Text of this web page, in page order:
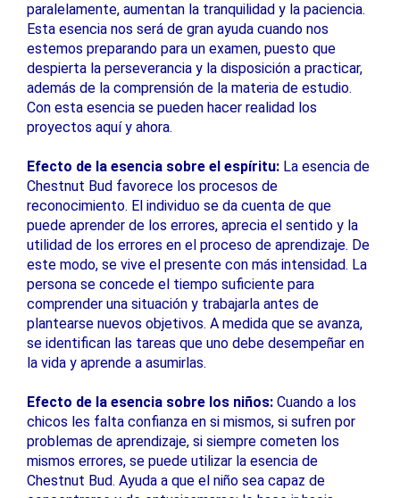
paralelamente, aumentan la tranquilidad y la paciencia.
Esta esencia nos será de gran ayuda cuando nos
estemos preparando para un examen, puesto que
despierta la perseverancia y la disposición a practicar,
además de la comprensión de la materia de estudio.
Con esta esencia se pueden hacer realidad los
proyectos aquí y ahora.
Efecto de la esencia sobre el espíritu: La esencia de
Chestnut Bud favorece los procesos de
reconocimiento. El individuo se da cuenta de que
puede aprender de los errores, aprecia el sentido y la
utilidad de los errores en el proceso de aprendizaje. De
este modo, se vive el presente con más intensidad. La
persona se concede el tiempo suficiente para
comprender una situación y trabajarla antes de
plantearse nuevos objetivos. A medida que se avanza,
se identifican las tareas que uno debe desempeñar en
la vida y aprende a asumirlas.
Efecto de la esencia sobre los niños: Cuando a los
chicos les falta confianza en si mismos, si sufren por
problemas de aprendizaje, si siempre cometen los
mismos errores, se puede utilizar la esencia de
Chestnut Bud. Ayuda a que el niño sea capaz de